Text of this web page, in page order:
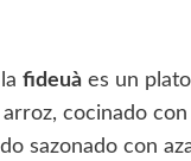
fideuà es un
cocinado con
sazonado con